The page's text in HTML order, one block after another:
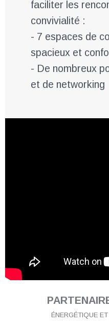
faciliter les
convivialité :
- 7 espaces de
spacieux et
- De nombreux
et de networking
ÉNERGÉTIQUE